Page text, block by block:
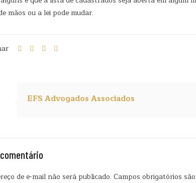
mãos ou a lei pode mudar.
EFS Advogados Associados
de e-mail não será publicado. Campos obrigatórios